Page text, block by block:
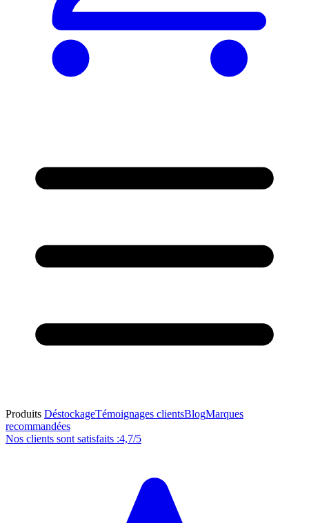
Produits DéstockageTémoignages clientsBlogMarques
recommandées
Nos clients sont satisfaits :4,7/5